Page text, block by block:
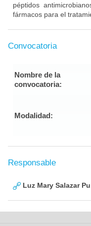
péptidos
fármacos para el
Convocatoria
Nombre de la
convocatoria:
Modalidad:
Responsable
Luz Mary Salazar